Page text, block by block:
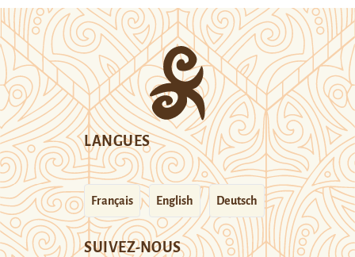
LANGUES
Français English Deutsch
SUIVEZ-NOUS